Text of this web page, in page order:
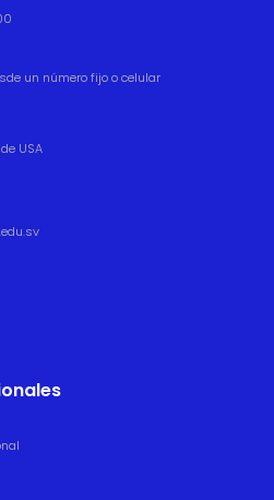
un número fijo o celular
USA